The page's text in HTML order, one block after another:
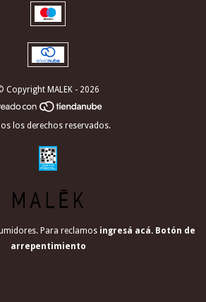
Copyright MALEK - 2026
los derechos reservados.
Para reclamos ingresá acá. Botón de
arrepentimiento